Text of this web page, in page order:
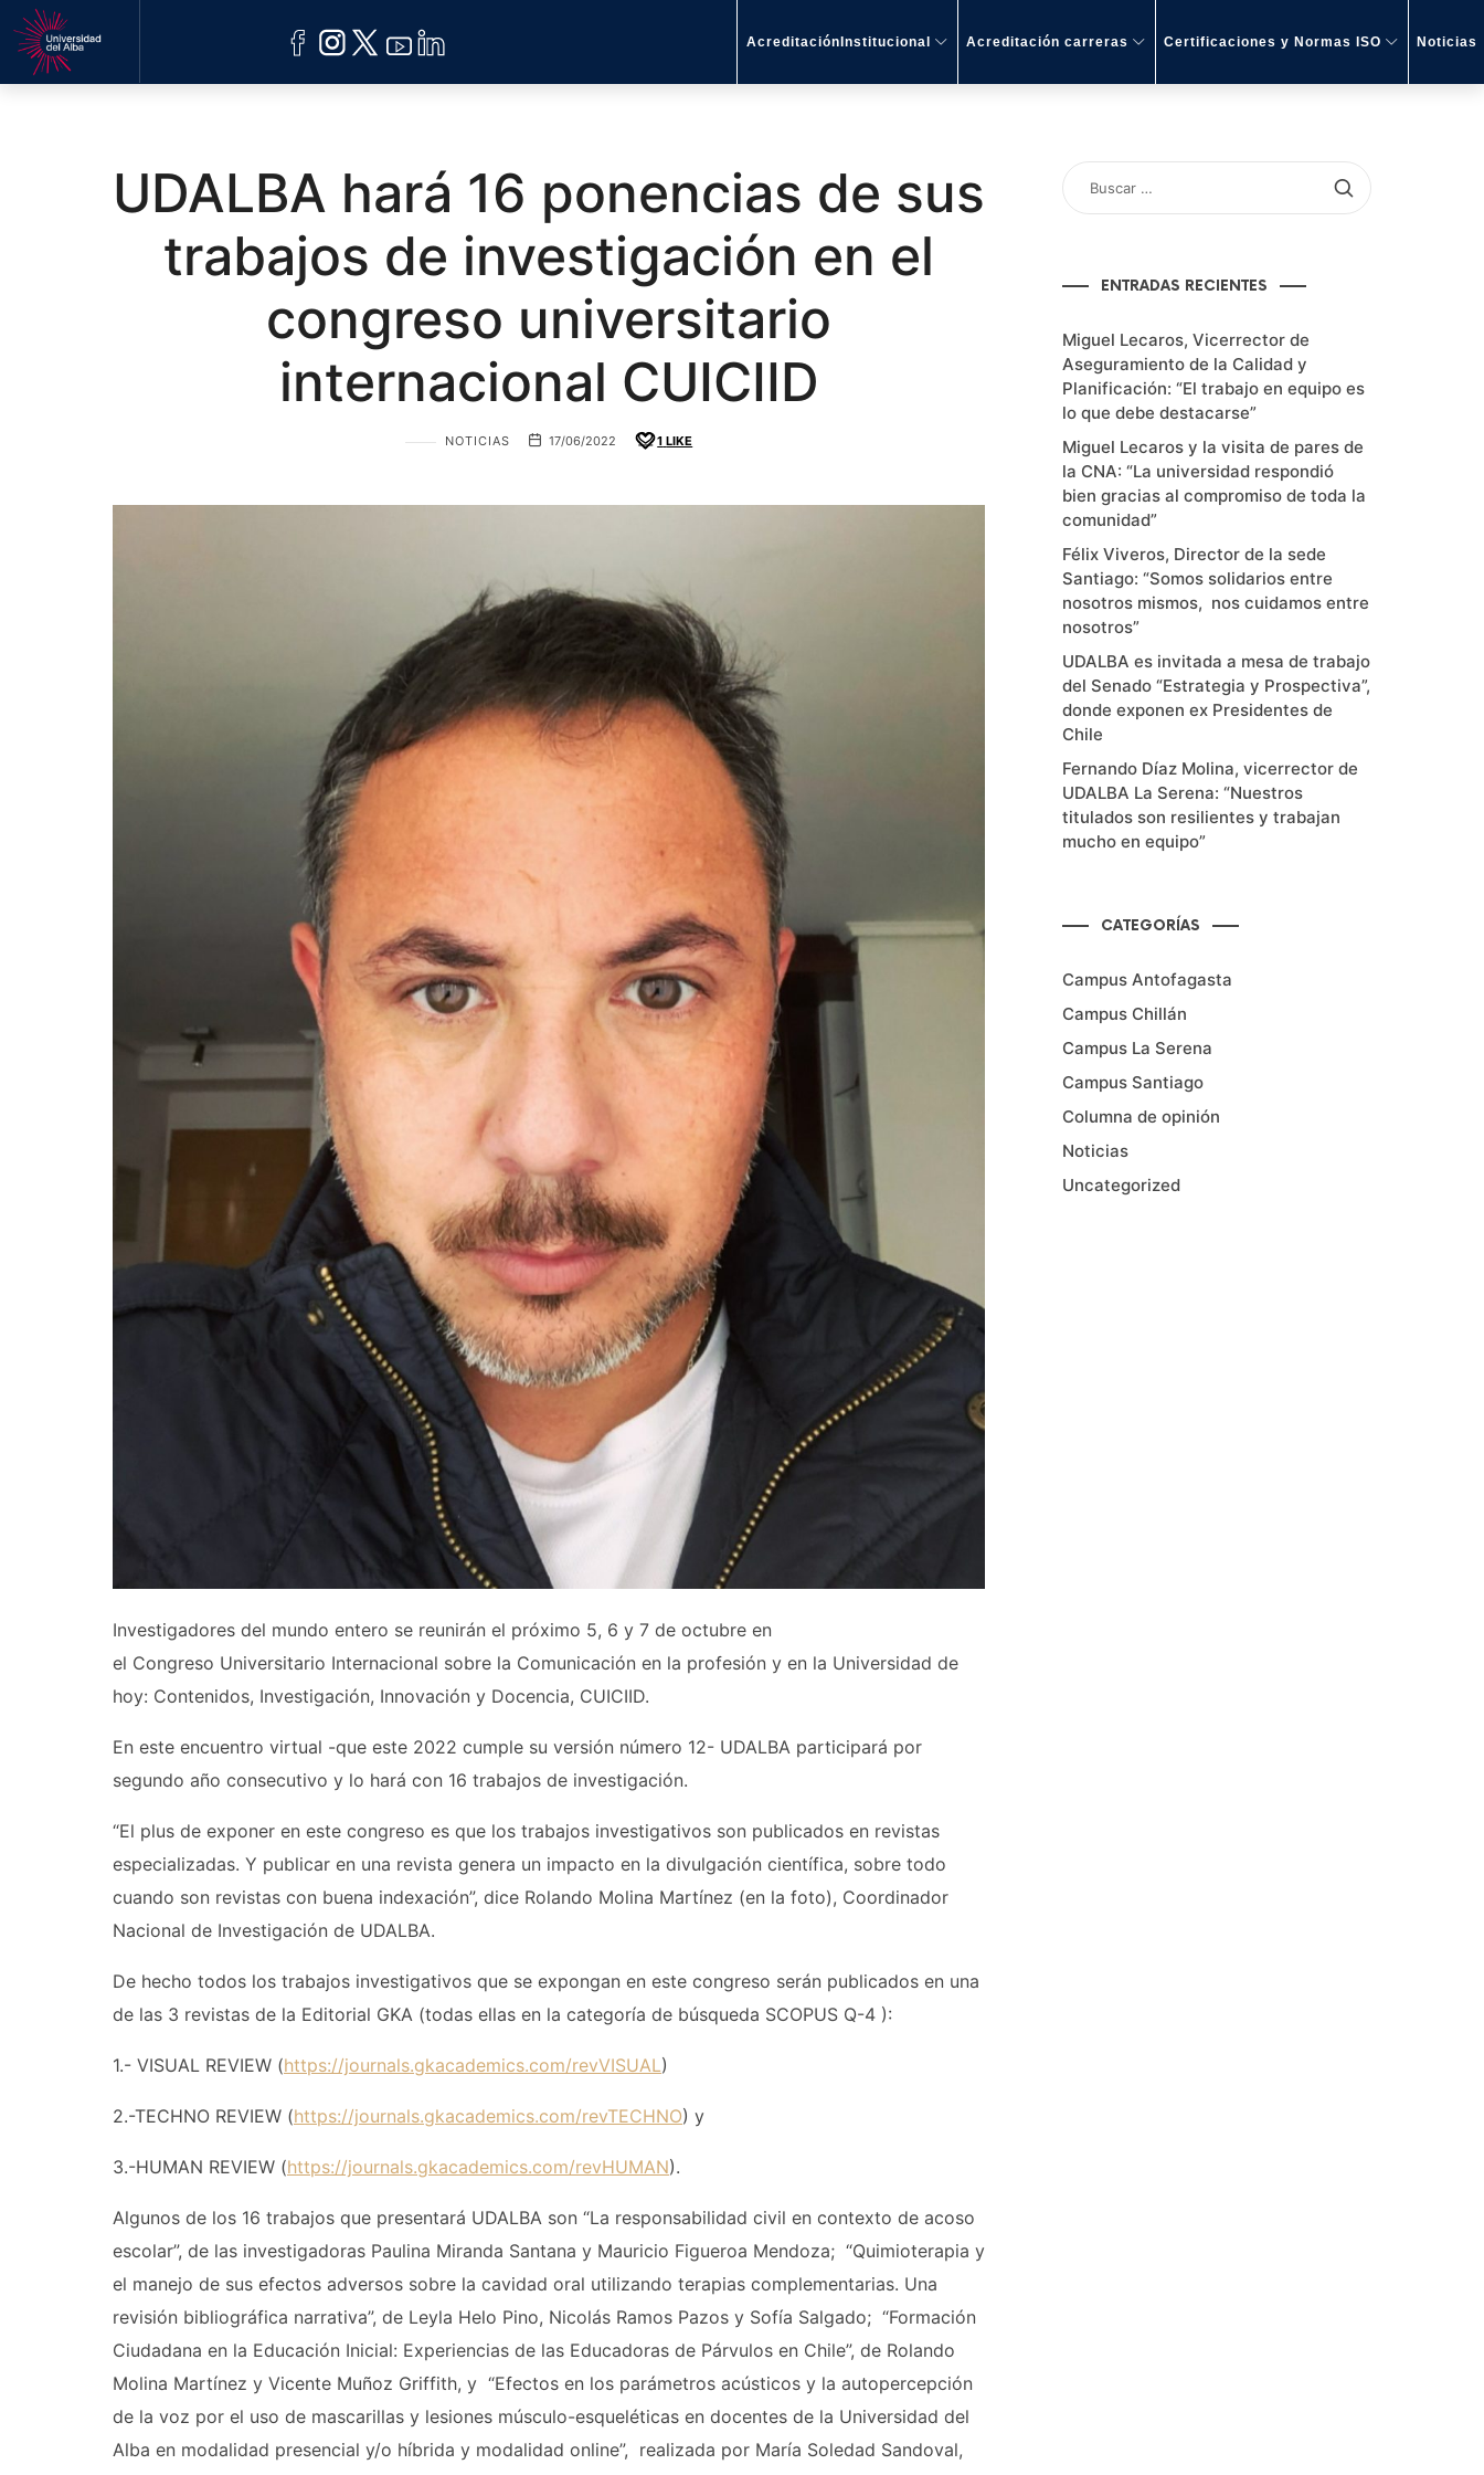
ACREDITACIÓN AcreditaciónInstitucional Acreditación carreras Certificaciones y Normas ISO Noticias
UDALBA hará 16 ponencias de sus
trabajos de investigación en el
congreso universitario
internacional CUICIID
NOTICIAS 17/06/2022 1 LIKE
Investigadores del mundo entero se reunirán el próximo 5, 6 y 7 de octubre en
el Congreso Universitario Internacional sobre la Comunicación en la profesión y en la Universidad de
hoy: Contenidos, Investigación, Innovación y Docencia, CUICIID.
En este encuentro virtual -que este 2022 cumple su versión número 12- UDALBA participará por
segundo año consecutivo y lo hará con 16 trabajos de investigación.
“El plus de exponer en este congreso es que los trabajos investigativos son publicados en revistas
especializadas. Y publicar en una revista genera un impacto en la divulgación científica, sobre todo
cuando son revistas con buena indexación”, dice Rolando Molina Martínez (en la foto), Coordinador
Nacional de Investigación de UDALBA.
De hecho todos los trabajos investigativos que se expongan en este congreso serán publicados en una
de las 3 revistas de la Editorial GKA (todas ellas en la categoría de búsqueda SCOPUS Q-4 ):
1.- VISUAL REVIEW (https://journals.gkacademics.com/revVISUAL)
2.-TECHNO REVIEW (https://journals.gkacademics.com/revTECHNO) y
3.-HUMAN REVIEW (https://journals.gkacademics.com/revHUMAN).
Algunos de los 16 trabajos que presentará UDALBA son “La responsabilidad civil en contexto de acoso
escolar”, de las investigadoras Paulina Miranda Santana y Mauricio Figueroa Mendoza; “Quimioterapia y
el manejo de sus efectos adversos sobre la cavidad oral utilizando terapias complementarias. Una
revisión bibliográfica narrativa”, de Leyla Helo Pino, Nicolás Ramos Pazos y Sofía Salgado; “Formación
Ciudadana en la Educación Inicial: Experiencias de las Educadoras de Párvulos en Chile”, de Rolando
Molina Martínez y Vicente Muñoz Griffith, y “Efectos en los parámetros acústicos y la autopercepción
de la voz por el uso de mascarillas y lesiones músculo-esqueléticas en docentes de la Universidad del
Alba en modalidad presencial y/o híbrida y modalidad online”, realizada por María Soledad Sandoval,
BUSCAR
POR:
ENTRADAS RECIENTES
Miguel Lecaros, Vicerrector de
Aseguramiento de la Calidad y
Planificación: “El trabajo en equipo es
lo que debe destacarse”
Miguel Lecaros y la visita de pares de
la CNA: “La universidad respondió
bien gracias al compromiso de toda la
comunidad”
Félix Viveros, Director de la sede
Santiago: “Somos solidarios entre
nosotros mismos, nos cuidamos entre
nosotros”
UDALBA es invitada a mesa de trabajo
del Senado “Estrategia y Prospectiva”,
donde exponen ex Presidentes de
Chile
Fernando Díaz Molina, vicerrector de
UDALBA La Serena: “Nuestros
titulados son resilientes y trabajan
mucho en equipo”
CATEGORÍAS
Campus Antofagasta
Campus Chillán
Campus La Serena
Campus Santiago
Columna de opinión
Noticias
Uncategorized